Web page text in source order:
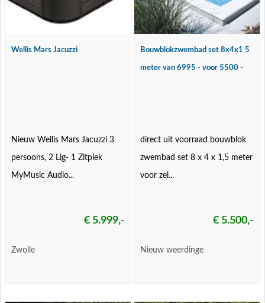
Wellis Mars Jacuzzi
Nieuw Wellis Mars Jacuzzi 3
persoons, 2 Lig- 1 Zitplek
MyMusic Audio...
€ 5.999,-
Zwolle
Bouwblokzwembad set 8x4x1 5
meter van 6995 - voor 5500 -
direct uit voorraad bouwblok
zwembad set 8 x 4 x 1,5 meter
voor zel...
€ 5.500,-
Nieuw weerdinge